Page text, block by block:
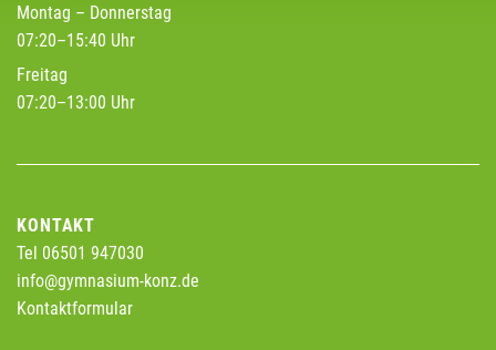
Montag – Donnerstag
07:20–15:40 Uhr
Freitag
07:20–13:00 Uhr
KONTAKT
Tel 06501 947030
info@gymnasium-konz.de
Kontaktformular